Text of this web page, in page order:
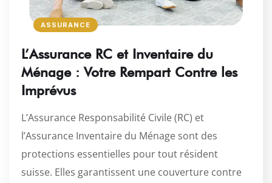
ASSURANCE
L’Assurance RC et Inventaire du
Ménage : Votre Rempart Contre les
Imprévus
L’Assurance Responsabilité Civile (RC) et
l’Assurance Inventaire du Ménage sont des
protections essentielles pour tout résident
suisse. Elles garantissent une couverture contre